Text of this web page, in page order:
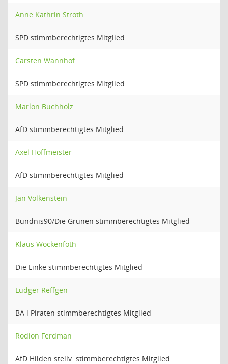
Anne Kathrin Stroth
SPD stimmberechtigtes Mitglied
Carsten Wannhof
SPD stimmberechtigtes Mitglied
Marlon Buchholz
AfD stimmberechtigtes Mitglied
Axel Hoffmeister
AfD stimmberechtigtes Mitglied
Jan Volkenstein
Bündnis90/Die Grünen stimmberechtigtes Mitglied
Klaus Wockenfoth
Die Linke stimmberechtigtes Mitglied
Ludger Reffgen
BA l Piraten stimmberechtigtes Mitglied
Rodion Ferdman
AfD Hilden stellv. stimmberechtigtes Mitglied